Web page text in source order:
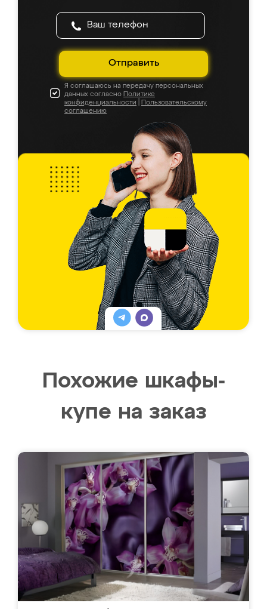
Отправить
Я соглашаюсь на передачу персональных
данных согласно Политике
конфиденциальности
Пользовательскому
соглашению
Похожие шкафы-
купе на заказ